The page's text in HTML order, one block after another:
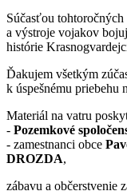
Súčasťou
a výstroje vojakov
histórie
Ďakujem všetkým
k úspešnému priebehu
Materiál na vatru
- Pozemkové
- zamestnanci obce
DROZDA,
zábavu a občerstvenie